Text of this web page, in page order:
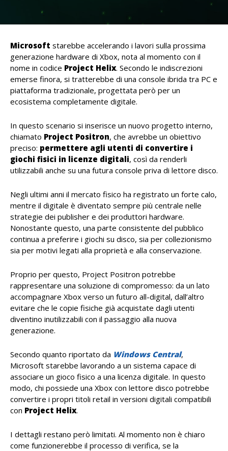
Microsoft starebbe accelerando i lavori sulla prossima
generazione hardware di Xbox, nota al momento con il
nome in codice Project Helix. Secondo le indiscrezioni
emerse finora, si tratterebbe di una console ibrida tra PC e
piattaforma tradizionale, progettata però per un
ecosistema completamente digitale.
In questo scenario si inserisce un nuovo progetto interno,
chiamato Project Positron, che avrebbe un obiettivo
preciso: permettere agli utenti di convertire i
giochi fisici in licenze digitali, così da renderli
utilizzabili anche su una futura console priva di lettore disco.
Negli ultimi anni il mercato fisico ha registrato un forte calo,
mentre il digitale è diventato sempre più centrale nelle
strategie dei publisher e dei produttori hardware.
Nonostante questo, una parte consistente del pubblico
continua a preferire i giochi su disco, sia per collezionismo
sia per motivi legati alla proprietà e alla conservazione.
Proprio per questo, Project Positron potrebbe
rappresentare una soluzione di compromesso: da un lato
accompagnare Xbox verso un futuro all-digital, dall’altro
evitare che le copie fisiche già acquistate dagli utenti
diventino inutilizzabili con il passaggio alla nuova
generazione.
Secondo quanto riportato da Windows Central,
Microsoft starebbe lavorando a un sistema capace di
associare un gioco fisico a una licenza digitale. In questo
modo, chi possiede una Xbox con lettore disco potrebbe
convertire i propri titoli retail in versioni digitali compatibili
con Project Helix.
I dettagli restano però limitati. Al momento non è chiaro
come funzionerebbe il processo di verifica, se la